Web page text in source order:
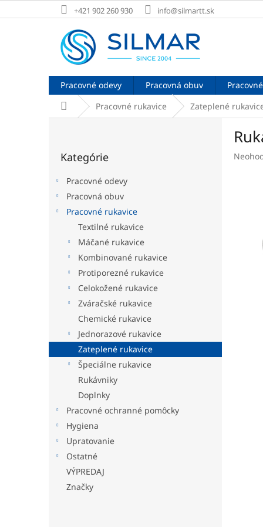
na
+421 902 260 930 info@silmartt.sk
Pracovné odevy Pracovná obuv
DomovPracovné rukavice Zateplené
kategórie
Kategórie
Pracovné odevy
Pracovná obuv
Pracovné rukavice
Textilné rukavice
Máčané rukavice
Kombinované rukavice
Protiporezné rukavice
Celokožené rukavice
Zváračské rukavice
Chemické rukavice
Jednorazové rukavice
Zateplené rukavice
Špeciálne rukavice
Rukávniky
Doplnky
Pracovné ochranné pomôcky
Hygiena
Upratovanie
Ostatné
VÝPREDAJ
Značky